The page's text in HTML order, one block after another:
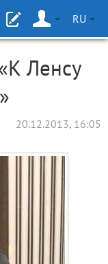
RU
Ленсу
20.12.2013, 16:05